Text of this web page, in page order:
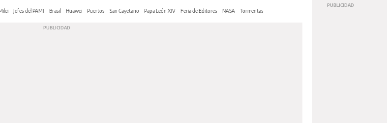
Jefes del PAMI Brasil Huawei Puertos San Cayetano Papa León XIV Feria de Editores NASA Tormentas